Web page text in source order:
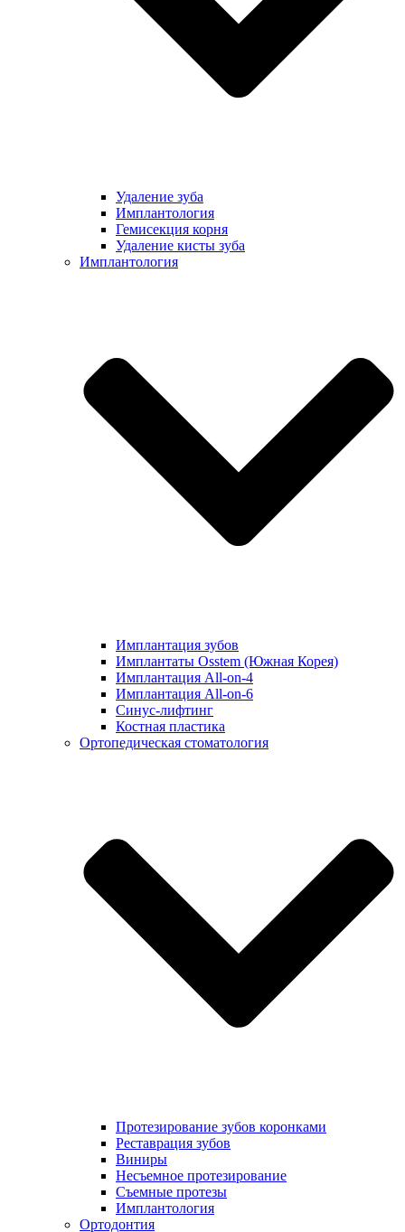
Удаление зуба
Имплантология
Гемисекция корня
Удаление кисты зуба
Имплантология
Имплантация зубов
Имплантаты Osstem (Южная Корея)
Имплантация All-on-4
Имплантация All-on-6
Синус-лифтинг
Костная пластика
Ортопедическая стоматология
Протезирование зубов коронками
Реставрация зубов
Виниры
Несъемное протезирование
Съемные протезы
Имплантология
Ортодонтия